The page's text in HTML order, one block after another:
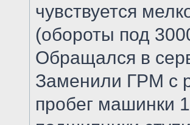
чувствуется
(обороты под
Обращался в
Заменили ГРМ с
пробег машинки